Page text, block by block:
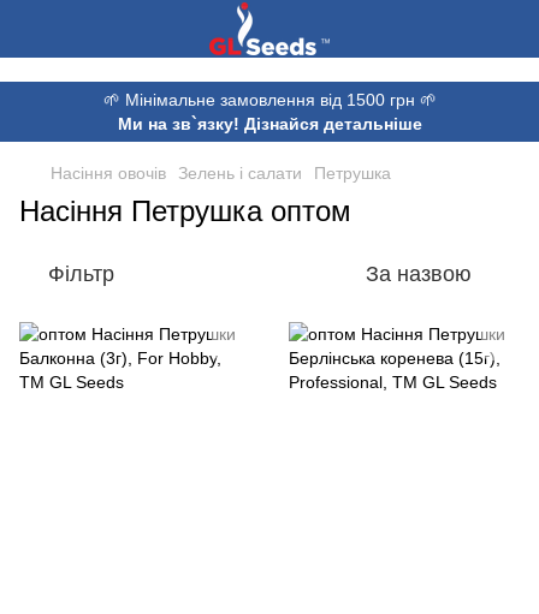
🌱 Мінімальне замовлення від 1500 грн 🌱
Ми на зв`язку! Дізнайся детальніше
Насіння овочів Зелень і салати Петрушка
Насіння Петрушка оптом
Фільтр За назвою